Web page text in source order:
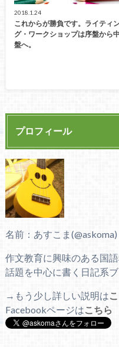
2018.1.24
これからが勝負です。ライティ
グ・ワークショップは序盤から中
盤へ。
プロフィール
名前：あすこま(@askoma)
作文教育に興味のある国
話題を中心に書く日記系ブ
→もう少し詳しい説明は
Facebookページはこちら